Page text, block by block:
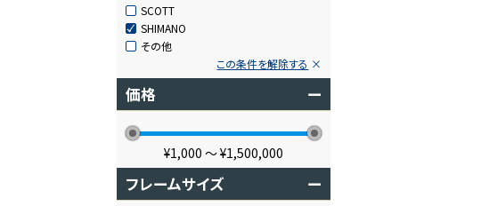
SCOTT
SHIMANO
その他
この条件を解除する
価格 ー
¥1,000 〜¥1,500,000
フレームサイズ ー